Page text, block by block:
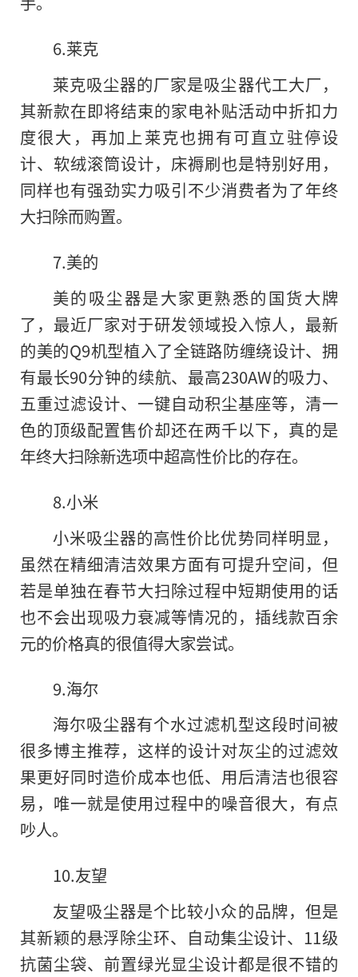
6.莱克
莱克吸尘器的厂家是吸尘器代工大厂，
其新款在即将结束的家电补贴活动中折扣力
度很大，再加上莱克也拥有可直立驻停设
计、软绒滚筒设计，床褥刷也是特别好用，
同样也有强劲实力吸引不少消费者为了年终
大扫除而购置。
7.美的
美的吸尘器是大家更熟悉的国货大牌
了，最近厂家对于研发领域投入惊人，最新
的美的Q9机型植入了全链路防缠绕设计、拥
有最长90分钟的续航、最高230AW的吸力、
五重过滤设计、一键自动积尘基座等，清一
色的顶级配置售价却还在两千以下，真的是
年终大扫除新选项中超高性价比的存在。
8.小米
小米吸尘器的高性价比优势同样明显，
虽然在精细清洁效果方面有可提升空间，但
若是单独在春节大扫除过程中短期使用的话
也不会出现吸力衰减等情况的，插线款百余
元的价格真的很值得大家尝试。
9.海尔
海尔吸尘器有个水过滤机型这段时间被
很多博主推荐，这样的设计对灰尘的过滤效
果更好同时造价成本也低、用后清洁也很容
易，唯一就是使用过程中的噪音很大，有点
吵人。
10.友望
友望吸尘器是个比较小众的品牌，但是
其新颖的悬浮除尘环、自动集尘设计、11级
抗菌尘袋、前置绿光显尘设计都是很不错的